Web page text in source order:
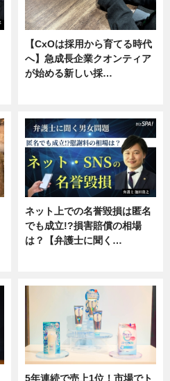
【CxOは採用から育てる時代
へ】急成長企業クオンティア
が始める新しい採…
ネット上での名誉毀損は匿名
でも成立!?損害賠償の相場
は？【弁護士に聞く…
5年連続で売上1位！市場でト